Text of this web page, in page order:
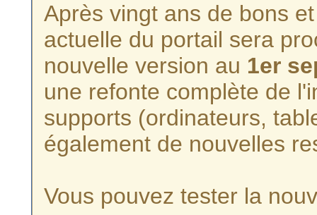
Après vingt ans de bons
actuelle du portail sera
nouvelle version au 1er
une refonte complète de
supports (ordinateurs,
également de nouvelles
Vous pouvez tester la